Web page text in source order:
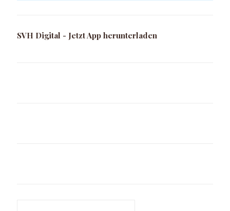
SVH Digital - Jetzt App herunterladen